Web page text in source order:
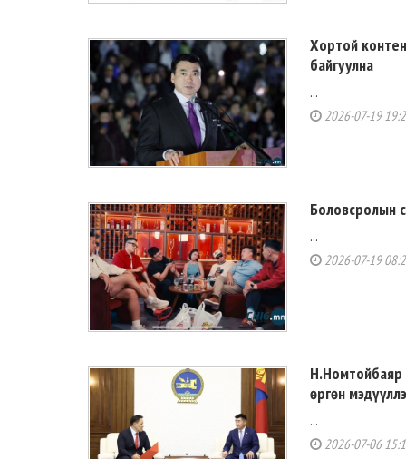
Хортой
байгуулна
...
2026-07-19
Боловсролын
...
2026-07-19
Н.Номтойбаяр
өргөн
...
2026-07-06